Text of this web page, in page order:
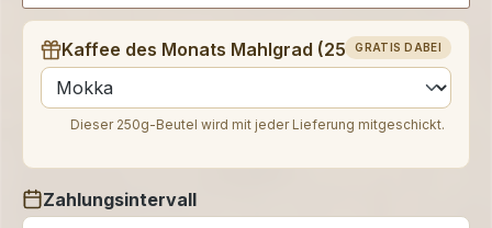
GRATIS DABEI
Kaffee des Monats Mahlgrad (250 g)
auswählen
Dieser 250g-Beutel wird mit jeder Lieferung mitgeschickt.
Zahlungsintervall
auswählen